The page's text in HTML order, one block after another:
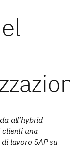
all’hybrid
clienti una
lavoro SAP su